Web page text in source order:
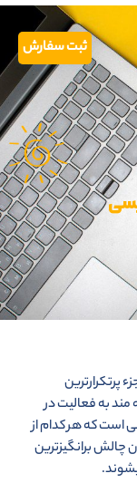
ثبت سفارش
پرتکرارترین
مند به فعالیت در
است که هر کدام از
چالش برانگیزترین